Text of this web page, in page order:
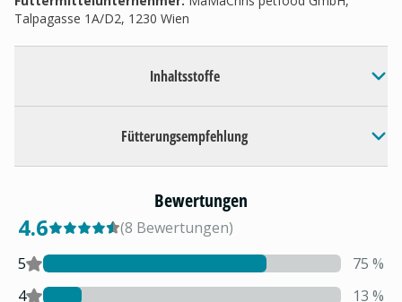
Talpagasse 1A/D2, 1230 Wien
Inhaltsstoffe
Fütterungsempfehlung
Bewertungen
4.6 (8 Bewertungen)
5
75 %
4
13 %